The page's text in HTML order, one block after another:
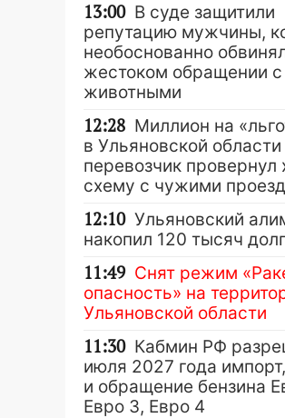
13:00 В суде защитили
репутацию мужчины,
необоснованно
жестоком обращении с
животными
12:28 Миллион на
в Ульяновской области
перевозчик провернул
схему с чужими
12:10 Ульяновский
накопил 120 тысяч
11:49 Снят режим
опасность» на
Ульяновской области
11:30 Кабмин РФ
июля 2027 года
и обращение бензина
Евро 3, Евро 4